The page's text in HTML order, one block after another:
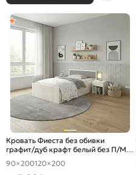
Кровать Фиеста без обивки
графит/дуб крафт белый без П/М
1200x2000, изголовье жесткое
90×200120×200